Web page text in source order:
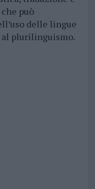
può
delle lingue
plurilinguismo.